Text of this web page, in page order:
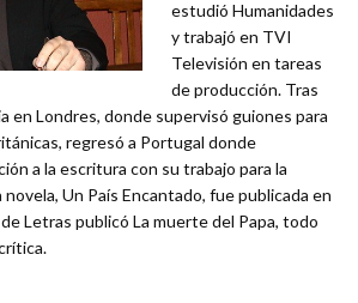
estudió Humanidades
y trabajó en TVI
Televisión en tareas
de producción. Tras
en Londres, donde supervisó guiones para
regresó a Portugal donde
a la escritura con su trabajo para la
Un País Encantado, fue publicada en
Letras publicó La muerte del Papa, todo